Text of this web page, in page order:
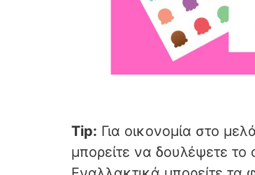
Tip: Για οικονομία στο
μπορείτε να δουλέψετε το